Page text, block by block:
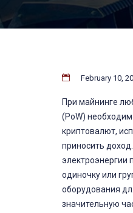
February 10,
При майнинге
(PoW)
криптовалют,
приносить
электроэнергии
одиночку или
оборудования
значительную